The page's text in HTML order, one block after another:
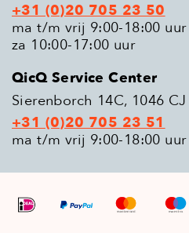
+31 (0)20 705 23 50
ma t/m vrij 9:00-18:00 uur
za 10:00-17:00 uur
QicQ Service Center
Sierenborch 14C, 1046
+31 (0)20 705 23 51
ma t/m vrij 9:00-18:00 uur